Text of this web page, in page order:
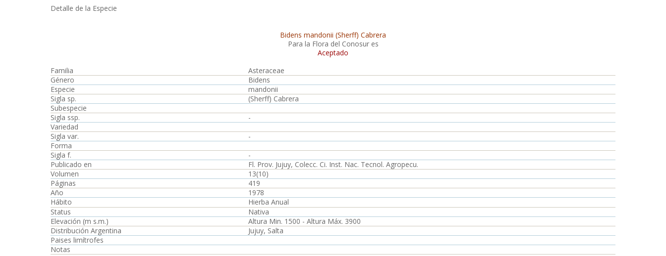
Detalle de la Especie
Bidens mandonii (Sherff) Cabrera
Para la Flora del Conosur es
Aceptado
Familia
Asteraceae
Género
Bidens
Especie
mandonii
Sigla sp.
(Sherff) Cabrera
Subespecie
Sigla ssp.
-
Variedad
Sigla var.
-
Forma
Sigla f.
-
Publicado en
Fl. Prov. Jujuy, Colecc. Ci. Inst. Nac. Tecnol. Agropecu.
Volumen
13(10)
Páginas
419
Año
1978
Hábito
Hierba Anual
Status
Nativa
Elevación (m s.m.)
Altura Min. 1500 - Altura Máx. 3900
Distribución Argentina
Jujuy, Salta
Paises limítrofes
Notas